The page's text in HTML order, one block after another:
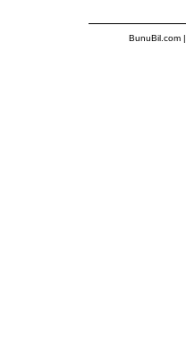
BunuBil.com|